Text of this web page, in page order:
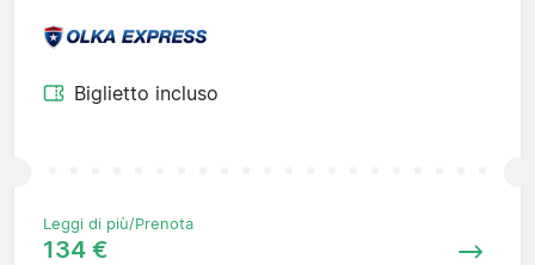
Biglietto incluso
Leggi di più/Prenota
134 €